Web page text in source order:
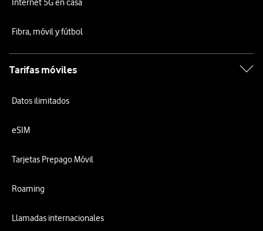
Internet 5G en casa
Fibra, móvil y fútbol
Tarifas móviles
Datos ilimitados
eSIM
Tarjetas Prepago Móvil
Roaming
Llamadas internacionales